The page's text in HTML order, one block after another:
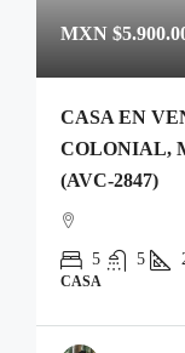
MXN
CASA EN
COLONIAL,
(AVC-2847)
5 5
CASA